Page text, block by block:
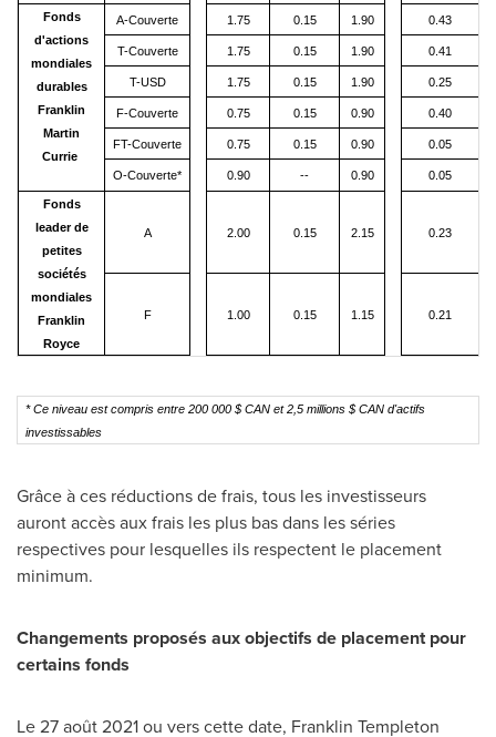
Fonds
d'actions
mondiales
durables
Franklin
Martin
Currie
A-Couverte 1.75 0.15 1.90 0.43
T-Couverte 1.75 0.15 1.90 0.41
T-USD 1.75 0.15 1.90 0.25
F-Couverte 0.75 0.15 0.90 0.40
FT-Couverte 0.75 0.15 0.90 0.05
O-Couverte* 0.90 -- 0.90 0.05
Fonds
leader de
petites
sociétés
mondiales
Franklin
Royce
A 2.00 0.15 2.15 0.23
F 1.00 0.15 1.15 0.21
*Ce niveau est compris entre 200 000 $ CAN et 2,5 millions $ CAN d'actifs
investissables
Grâce à ces réductions de frais, tous les investisseurs
auront accès aux frais les plus bas dans les séries
respectives pour lesquelles ils respectent le placement
minimum.
Changements proposés aux objectifs de placement pour
certains fonds
Le 27 août 2021 ou vers cette date, Franklin Templeton